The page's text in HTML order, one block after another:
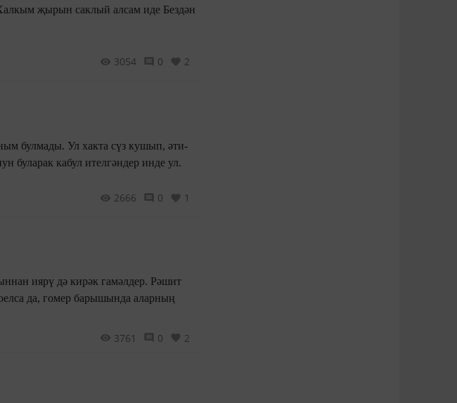
3054 0 2
булмады. Ул хакта сүз кушып, әти-
буларак кабул ителгәндер инде ул.
2666 0 1
иярү дә кирәк гамәлдер. Рәшит
да, гомер барышында аларның
3761 0 2